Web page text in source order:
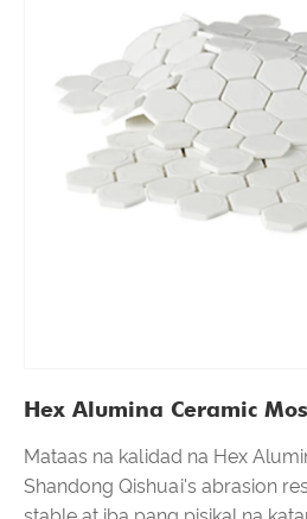
Hex Alumina Ceramic
Mataas na kalidad na Hex
Shandong Qishuai's abrasion